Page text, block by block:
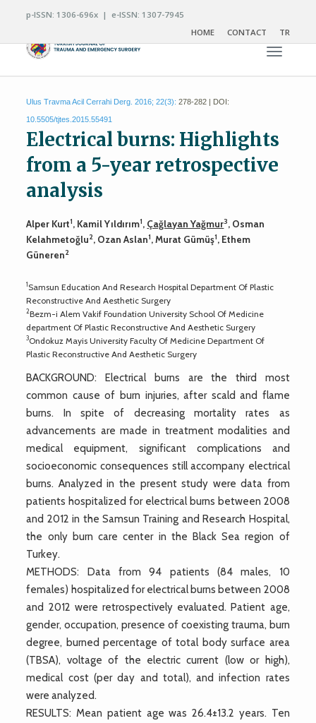
p-ISSN: 1306-696x | e-ISSN: 1307-7945
HOME
CONTACT TR
Toggle
Ulus Travma Acil Cerrahi Derg. 2016; 22(3): 278-282 | DOI:
10.5505/tjtes.2015.55491
Electrical burns: Highlights
from a 5-year retrospective
analysis
Alper Kurt1, Kamil Yıldırım1, Çağlayan Yağmur3, Osman
Kelahmetoğlu2, Ozan Aslan1, Murat Gümüş1, Ethem
Güneren2
1Samsun Education And Research Hospital Department Of Plastic
Reconstructive And Aesthetic Surgery
2Bezm-i Alem Vakif Foundation University School Of Medicine
department Of Plastic Reconstructive And Aesthetic Surgery
3Ondokuz Mayis University Faculty Of Medicine Department Of
Plastic Reconstructive And Aesthetic Surgery
BACKGROUND: Electrical burns are the third most
common cause of burn injuries, after scald and flame
burns. In spite of decreasing mortality rates as
advancements are made in treatment modalities and
medical equipment, significant complications and
socioeconomic consequences still accompany electrical
burns. Analyzed in the present study were data from
patients hospitalized for electrical burns between 2008
and 2012 in the Samsun Training and Research Hospital,
the only burn care center in the Black Sea region of
Turkey.
METHODS: Data from 94 patients (84 males, 10
females) hospitalized for electrical burns between 2008
and 2012 were retrospectively evaluated. Patient age,
gender, occupation, presence of coexisting trauma, burn
degree, burned percentage of total body surface area
(TBSA), voltage of the electric current (low or high),
medical cost (per day and total), and infection rates
were analyzed.
RESULTS: Mean patient age was 26.4±13.2 years. Ten